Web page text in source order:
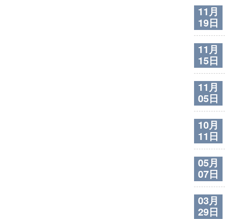
11月
19日
11月
15日
11月
05日
10月
11日
05月
07日
03月
29日